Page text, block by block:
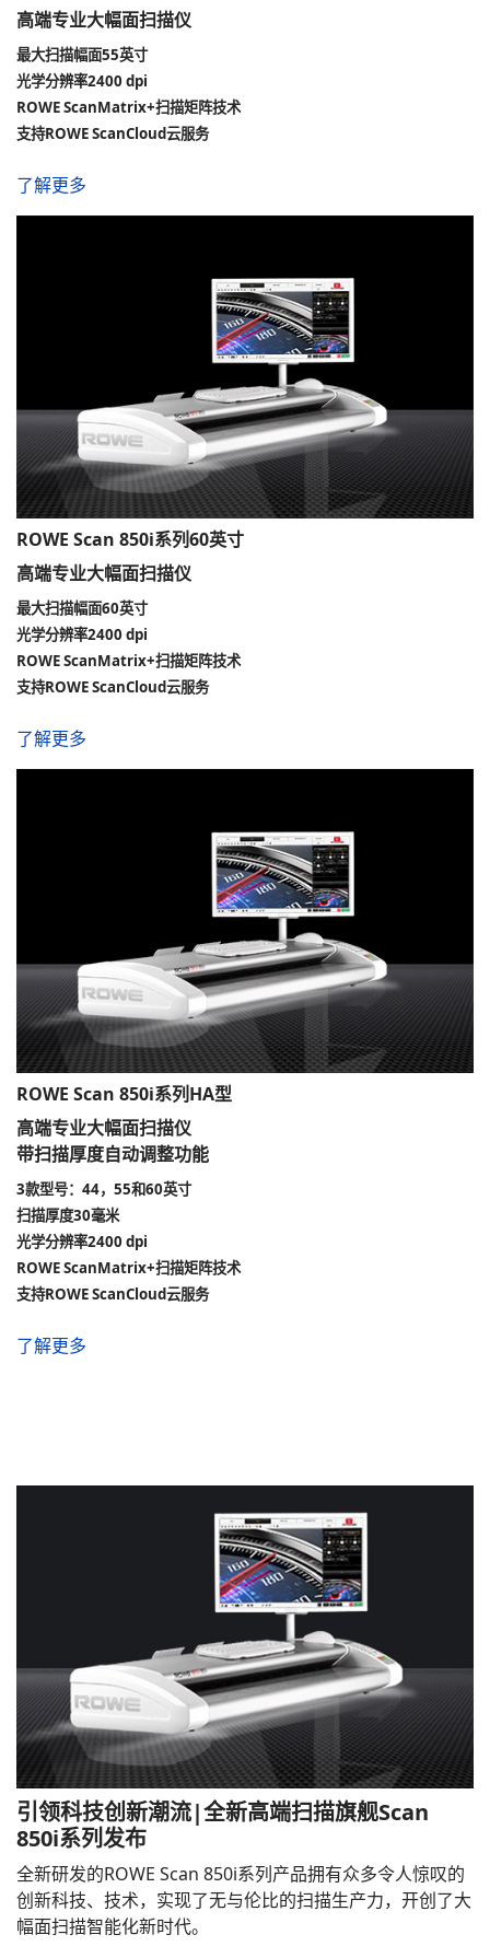
高端专业大幅面扫描仪
最大扫描幅面55英寸
光学分辨率2400 dpi
ROWE ScanMatrix+扫描矩阵技术
支持ROWE ScanCloud云服务
了解更多
ROWE Scan 850i系列60英寸
高端专业大幅面扫描仪
最大扫描幅面60英寸
光学分辨率2400 dpi
ROWE ScanMatrix+扫描矩阵技术
支持ROWE ScanCloud云服务
了解更多
ROWE Scan 850i系列HA型
高端专业大幅面扫描仪
带扫描厚度自动调整功能
3款型号：44，55和60英寸
扫描厚度30毫米
光学分辨率2400 dpi
ROWE ScanMatrix+扫描矩阵技术
支持ROWE ScanCloud云服务
了解更多
引领科技创新潮流|全新高端扫描旗舰Scan
850i系列发布
全新研发的ROWE Scan 850i系列产品拥有众多令人惊叹的
创新科技、技术，实现了无与伦比的扫描生产力，开创了大
幅面扫描智能化新时代。